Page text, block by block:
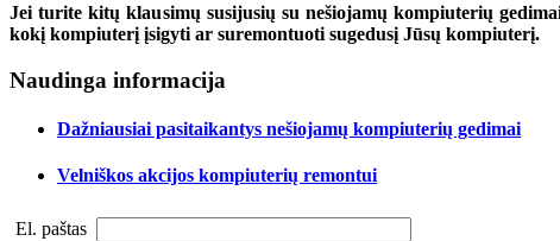
Jei turite kitų klausimų susijusių su nešiojamų kompiuterių
kokį kompiuterį įsigyti ar suremontuoti sugedusį Jūsų kompiuterį.
Naudinga informacija
Dažniausiai pasitaikantys nešiojamų kompiuterių gedimai
Velniškos akcijos kompiuterių remontui
El. paštas